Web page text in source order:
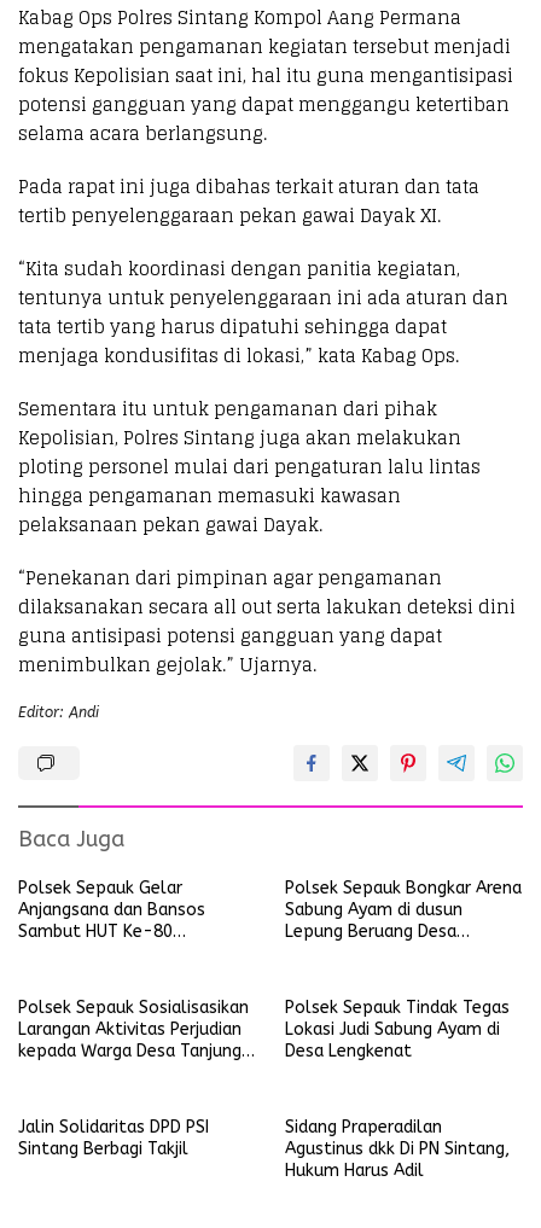
Kabag Ops Polres Sintang Kompol Aang Permana
mengatakan pengamanan kegiatan tersebut menjadi
fokus Kepolisian saat ini, hal itu guna mengantisipasi
potensi gangguan yang dapat menggangu ketertiban
selama acara berlangsung.
Pada rapat ini juga dibahas terkait aturan dan tata
tertib penyelenggaraan pekan gawai Dayak XI.
“Kita sudah koordinasi dengan panitia kegiatan,
tentunya untuk penyelenggaraan ini ada aturan dan
tata tertib yang harus dipatuhi sehingga dapat
menjaga kondusifitas di lokasi,” kata Kabag Ops.
Sementara itu untuk pengamanan dari pihak
Kepolisian, Polres Sintang juga akan melakukan
ploting personel mulai dari pengaturan lalu lintas
hingga pengamanan memasuki kawasan
pelaksanaan pekan gawai Dayak.
“Penekanan dari pimpinan agar pengamanan
dilaksanakan secara all out serta lakukan deteksi dini
guna antisipasi potensi gangguan yang dapat
menimbulkan gejolak.” Ujarnya.
Editor: Andi
Baca Juga
Polsek Sepauk Gelar
Anjangsana dan Bansos
Sambut HUT Ke-80
Polsek Sepauk Bongkar Arena
Sabung Ayam di dusun
Lepung Beruang Desa
Polsek Sepauk Sosialisasikan
Larangan Aktivitas Perjudian
kepada Warga Desa Tanjung
Polsek Sepauk Tindak Tegas
Lokasi Judi Sabung Ayam di
Desa Lengkenat
Jalin Solidaritas DPD PSI
Sintang Berbagi Takjil
Sidang Praperadilan
Agustinus dkk Di PN Sintang,
Hukum Harus Adil